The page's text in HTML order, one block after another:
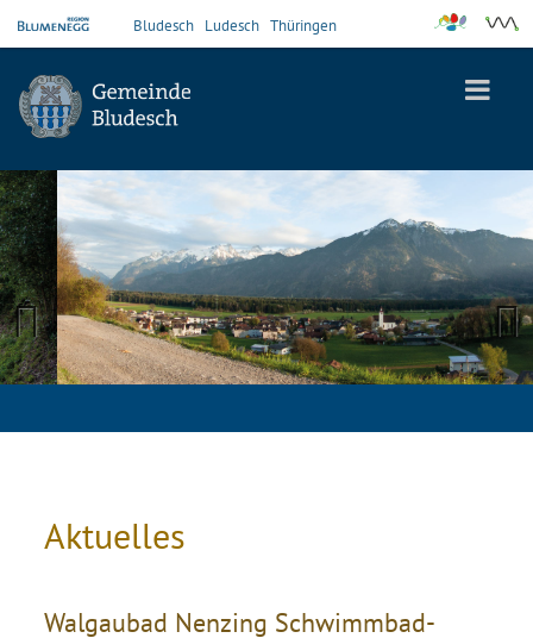
Bludesch Ludesch Thüringen
Previous Next
Aktuelles
Walgaubad Nenzing Schwimmbad-